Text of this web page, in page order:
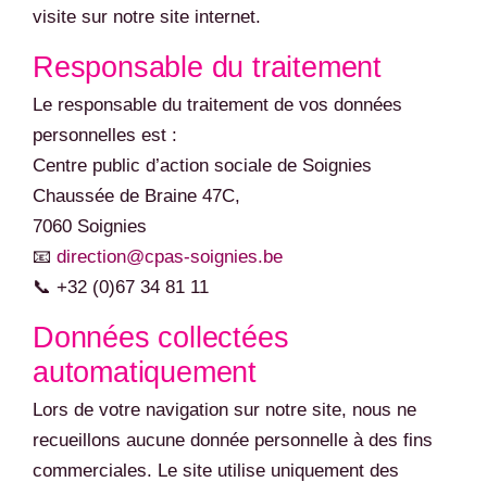
visite sur notre site internet.
Responsable du traitement
Le responsable du traitement de vos données
personnelles est :
Centre public d’action sociale de Soignies
Chaussée de Braine 47C,
7060 Soignies
📧 direction@cpas-soignies.be
📞 +32 (0)67 34 81 11
Données collectées
automatiquement
Lors de votre navigation sur notre site, nous ne
recueillons aucune donnée personnelle à des fins
commerciales. Le site utilise uniquement des